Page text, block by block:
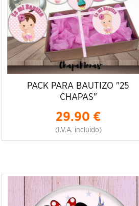
PACK PARA BAUTIZO "25
CHAPAS"
29.90 €
(I.V.A. incluido)